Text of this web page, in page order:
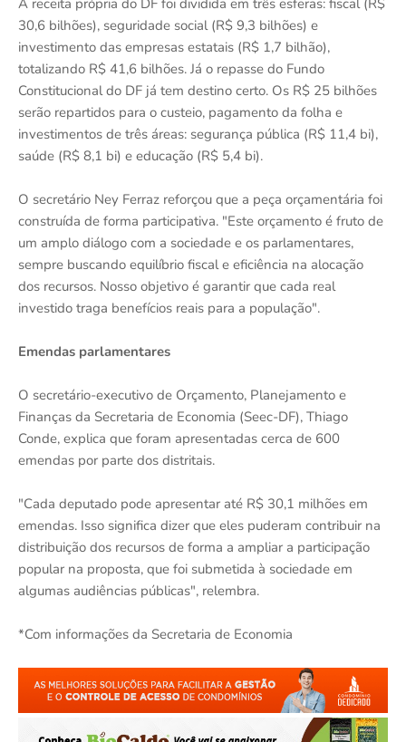
30,6 bilhões), seguridade social (R$ 9,3 bilhões) e
investimento das empresas estatais (R$ 1,7 bilhão),
totalizando R$ 41,6 bilhões. Já o repasse do Fundo
Constitucional do DF já tem destino certo. Os R$ 25 bilhões
serão repartidos para o custeio, pagamento da folha e
investimentos de três áreas: segurança pública (R$ 11,4 bi),
saúde (R$ 8,1 bi) e educação (R$ 5,4 bi).
O secretário Ney Ferraz reforçou que a peça orçamentária foi
construída de forma participativa. "Este orçamento é fruto de
um amplo diálogo com a sociedade e os parlamentares,
sempre buscando equilíbrio fiscal e eficiência na alocação
dos recursos. Nosso objetivo é garantir que cada real
investido traga benefícios reais para a população".
Emendas parlamentares
O secretário-executivo de Orçamento, Planejamento e
Finanças da Secretaria de Economia (Seec-DF), Thiago
Conde, explica que foram apresentadas cerca de 600
emendas por parte dos distritais.
"Cada deputado pode apresentar até R$ 30,1 milhões em
emendas. Isso significa dizer que eles puderam contribuir na
distribuição dos recursos de forma a ampliar a participação
popular na proposta, que foi submetida à sociedade em
algumas audiências públicas", relembra.
*Com informações da Secretaria de Economia